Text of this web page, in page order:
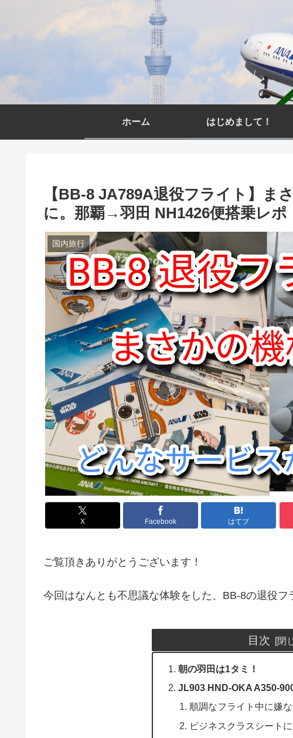
ホーム はじめまして！
【BB-8 JA789A退役フライト】ま
に。那覇→羽田 NH1426便搭乗レポ
国内旅行
X Facebook はてブ
ご覧頂きありがとうございます！
今回はなんとも不思議な体験をした、BB-8の退役フ
目次
朝の羽田は1タミ！
JL903 HND-OKA A350-
順調なフライト中に嫌
ビジネスクラスシートに